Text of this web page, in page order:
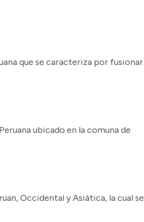
que se caracteriza por fusionar
ubicado en la comuna de
Occidental y Asiática, la cual